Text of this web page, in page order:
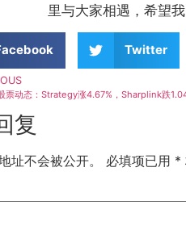
里与大家相遇，希望
Twitter
票动态：Strategy涨4.67%，Sharplink跌
复
址不会被公开。 必填项已用 *